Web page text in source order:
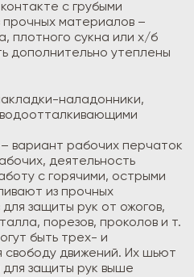
с грубыми
материалов –
плотного сукна или х/б
дополнительно утеплены
наладонники,
вариант рабочих перчаток
деятельность
с горячими, острыми
из прочных
защиты рук от ожогов,
порезов, проколов и т.
быть трех- и
свободу движений. Их шьют
защиты рук выше